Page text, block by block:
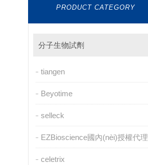
PRODUCT CATEGORY
分子生物試劑
tiangen
Beyotime
selleck
EZBioscience國內(nèi)授權代理
celetrix